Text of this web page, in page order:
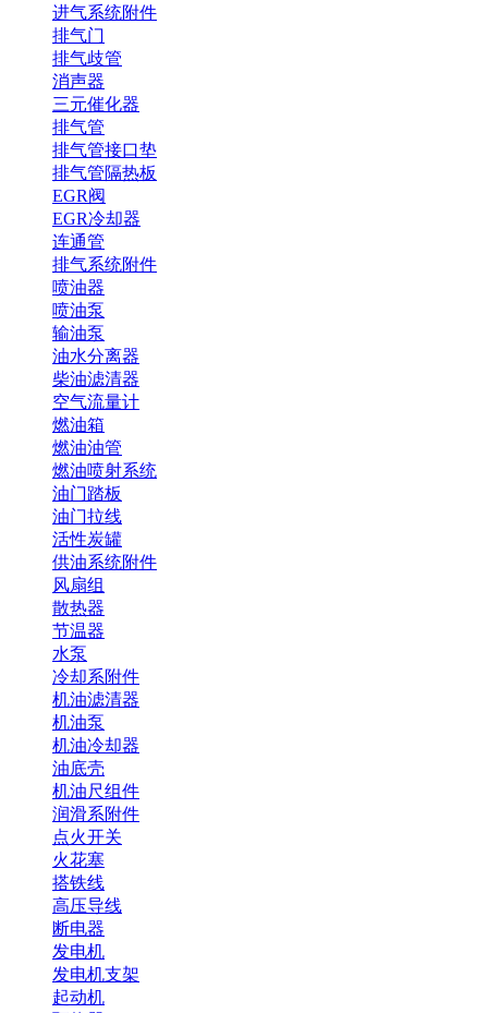
进气系统附件
排气门
排气歧管
消声器
三元催化器
排气管
排气管接口垫
排气管隔热板
EGR阀
EGR冷却器
连通管
排气系统附件
喷油器
喷油泵
输油泵
油水分离器
柴油滤清器
空气流量计
燃油箱
燃油油管
燃油喷射系统
油门踏板
油门拉线
活性炭罐
供油系统附件
风扇组
散热器
节温器
水泵
冷却系附件
机油滤清器
机油泵
机油冷却器
油底壳
机油尺组件
润滑系附件
点火开关
火花塞
搭铁线
高压导线
断电器
发电机
发电机支架
起动机